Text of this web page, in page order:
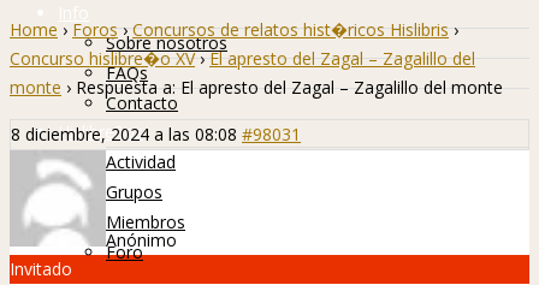
Info
Sobre nosotros
FAQs
Contacto
Hislibreños
Actividad
Grupos
Miembros
Foro
Home › Foros › Concursos de relatos hist�ricos Hislibris ›
Concurso hislibre�o XV › El apresto del Zagal – Zagalillo del
monte › Respuesta a: El apresto del Zagal – Zagalillo del monte
8 diciembre, 2024 a las 08:08 #98031
Anónimo
Invitado